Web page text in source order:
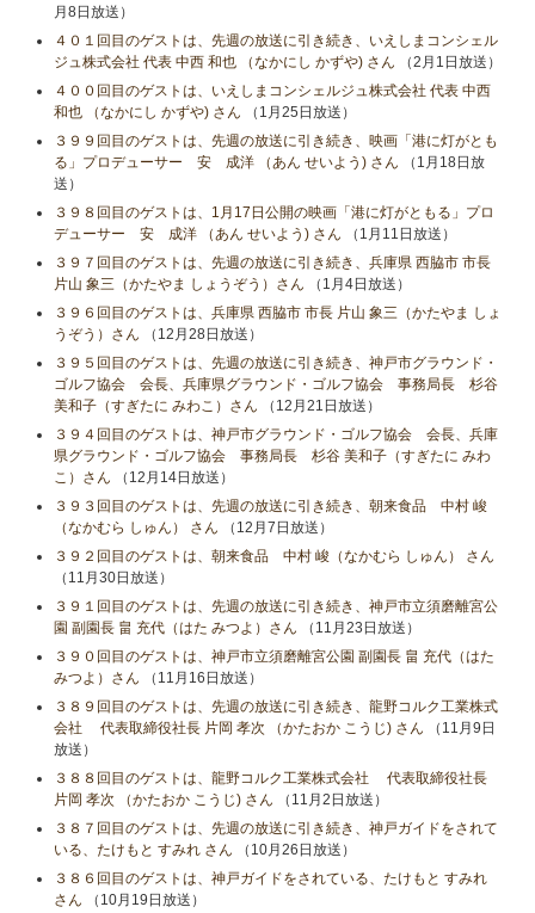
月8日放送）
４０１回目のゲストは、先週の放送に引き続き、いえしまコンシェル
ジュ株式会社 代表 中西 和也 （なかにし かずや) さん （2月1日放送）
４００回目のゲストは、いえしまコンシェルジュ株式会社 代表 中西
和也 （なかにし かずや) さん （1月25日放送）
３９９回目のゲストは、先週の放送に引き続き、映画「港に灯がとも
る」プロデューサー 安 成洋 （あん せいよう) さん （1月18日放
送）
３９８回目のゲストは、1月17日公開の映画「港に灯がともる」プロ
デューサー 安 成洋 （あん せいよう) さん （1月11日放送）
３９７回目のゲストは、先週の放送に引き続き、兵庫県 西脇市 市長
片山 象三（かたやま しょうぞう）さん （1月4日放送）
３９６回目のゲストは、兵庫県 西脇市 市長 片山 象三（かたやま しょ
うぞう）さん （12月28日放送）
３９５回目のゲストは、先週の放送に引き続き、神戸市グラウンド・
ゴルフ協会 会長、兵庫県グラウンド・ゴルフ協会 事務局長 杉谷
美和子（すぎたに みわこ）さん （12月21日放送）
３９４回目のゲストは、神戸市グラウンド・ゴルフ協会 会長、兵庫
県グラウンド・ゴルフ協会 事務局長 杉谷 美和子（すぎたに みわ
こ）さん （12月14日放送）
３９３回目のゲストは、先週の放送に引き続き、朝来食品 中村 峻
（なかむら しゅん） さん （12月7日放送）
３９２回目のゲストは、朝来食品 中村 峻（なかむら しゅん） さん
（11月30日放送）
３９１回目のゲストは、先週の放送に引き続き、神戸市立須磨離宮公
園 副園長 畠 充代（はた みつよ）さん （11月23日放送）
３９０回目のゲストは、神戸市立須磨離宮公園 副園長 畠 充代（はた
みつよ）さん （11月16日放送）
３８９回目のゲストは、先週の放送に引き続き、龍野コルク工業株式
会社 代表取締役社長 片岡 孝次 （かたおか こうじ) さん （11月9日
放送）
３８８回目のゲストは、龍野コルク工業株式会社 代表取締役社長
片岡 孝次 （かたおか こうじ) さん （11月2日放送）
３８７回目のゲストは、先週の放送に引き続き、神戸ガイドをされて
いる、たけもと すみれ さん （10月26日放送）
３８６回目のゲストは、神戸ガイドをされている、たけもと すみれ
さん （10月19日放送）